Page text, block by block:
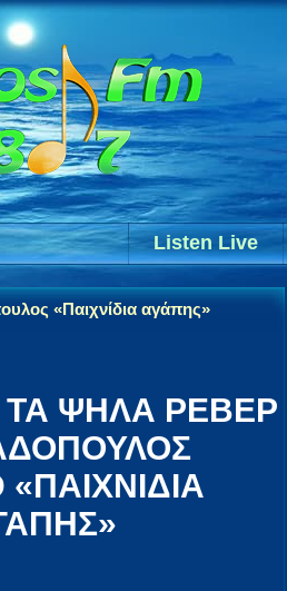
Listen Live
«Παιχνίδια αγάπης»
ΨΗΛΑ ΡΕΒΕΡ